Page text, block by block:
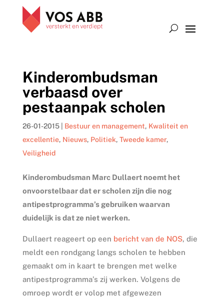
Kinderombudsman
verbaasd over
pestaanpak scholen
26-01-2015| Bestuur en management, Kwaliteit en
excellentie, Nieuws, Politiek, Tweede kamer,
Veiligheid
Kinderombudsman Marc Dullaert noemt het
onvoorstelbaar dat er scholen zijn die nog
antipestprogramma’s gebruiken waarvan
duidelijk is dat ze niet werken.
Dullaert reageert op een bericht van de NOS, die
meldt een rondgang langs scholen te hebben
gemaakt om in kaart te brengen met welke
antipestprogramma’s zij werken. Volgens de
omroep wordt er volop met afgewezen